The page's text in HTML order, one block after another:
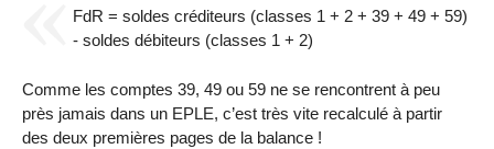
FdR = soldes créditeurs (classes 1 + 2 + 39 + 49 + 59)
- soldes débiteurs (classes 1 + 2)
Comme les comptes 39, 49 ou 59 ne se rencontrent à peu
près jamais dans un EPLE, c’est très vite recalculé à partir
des deux premières pages de la balance !